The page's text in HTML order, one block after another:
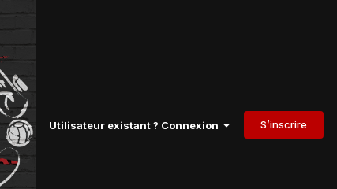
Utilisateur existant ? Connexion S’inscrire